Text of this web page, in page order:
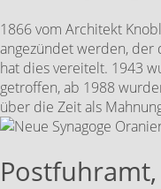
1866 vom Architekt
angezündet werden, der
hat dies vereitelt. 1943
getroffen, ab 1988
über die Zeit als
Postfuhramt,